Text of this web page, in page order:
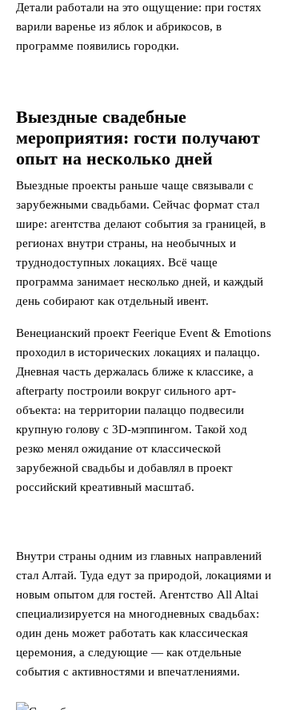
Детали работали на это ощущение: при гостях
варили варенье из яблок и абрикосов, в
программе появились городки.
Выездные свадебные
мероприятия: гости получают
опыт на несколько дней
Выездные проекты раньше чаще связывали с
зарубежными свадьбами. Сейчас формат стал
шире: агентства делают события за границей, в
регионах внутри страны, на необычных и
труднодоступных локациях. Всё чаще
программа занимает несколько дней, и каждый
день собирают как отдельный ивент.
Венецианский проект Feerique Event & Emotions
проходил в исторических локациях и палаццо.
Дневная часть держалась ближе к классике, а
afterparty построили вокруг сильного арт-
объекта: на территории палаццо подвесили
крупную голову с 3D-мэппингом. Такой ход
резко менял ожидание от классической
зарубежной свадьбы и добавлял в проект
российский креативный масштаб.
Внутри страны одним из главных направлений
стал Алтай. Туда едут за природой, локациями и
новым опытом для гостей. Агентство All Altai
специализируется на многодневных свадьбах:
один день может работать как классическая
церемония, а следующие — как отдельные
события с активностями и впечатлениями.